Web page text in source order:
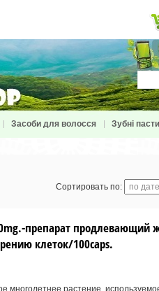
Засоби для волосся Зубні пасти
Сортировать по:
препарат продлевающий
клеток/100caps.
многолетнее растение,